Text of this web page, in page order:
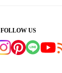
FOLLOW US